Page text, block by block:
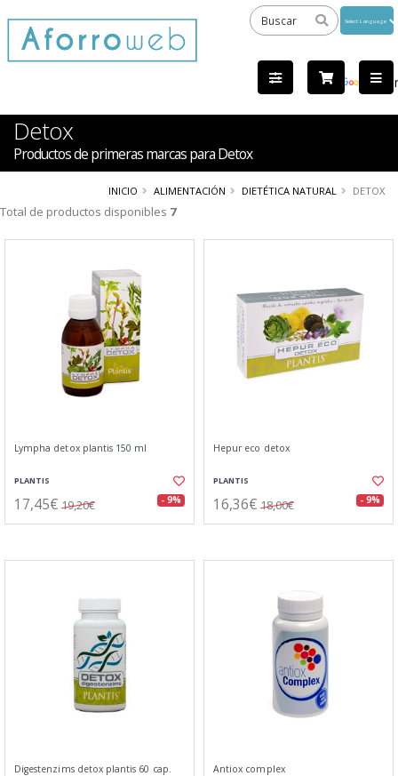
by
Detox
Productos de primeras marcas para Detox
INICIO ALIMENTACIÓN DIETÉTICA NATURAL DETOX
Total de productos disponibles 7
Lympha detox plantis 150 ml
PLANTIS
17,45€ 19,20€ - 9%
Hepur eco detox
PLANTIS
16,36€ 18,00€ - 9%
Digestenzims detox plantis 60 cap. Antiox complex